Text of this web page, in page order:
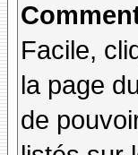
Facile,
la page
de